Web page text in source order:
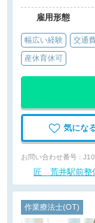
雇用形態
幅広い経験 交通
産休育休可
気にな
お問い合わせ番号 :
匠 荒井駅前整
作業療法士(OT)